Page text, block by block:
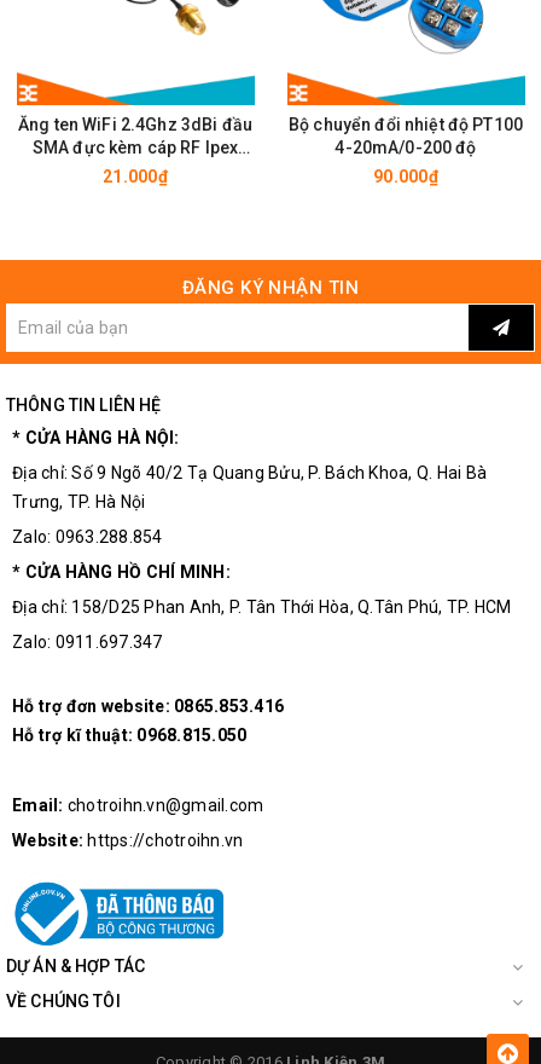
CẤU HÌNH CHÂN MODULE
NRF905 PTR8000+
Mạch giao tiếp với vi điều khiển ( như Arduino) qua giao tiếp SPI:
chip
Ăng ten WiFi 2.4Ghz 3dBi đầu
SMA đực kèm cáp RF Ipex
10cm
21.000₫
Bộ chuyển đổi nhiệt độ PT100
4-20mA/0-200 độ
90.000₫
ĐĂNG KÝ NHẬN TIN
THÔNG TIN LIÊN HỆ
* CỬA HÀNG HÀ NỘI:
Địa chỉ: Số 9 Ngõ 40/2 Tạ Quang Bửu, P. Bách Khoa, Q. Hai Bà
Trưng, TP. Hà Nội
Zalo: 0963.288.854
* CỬA HÀNG HỒ CHÍ MINH:
Địa chỉ: 158/D25 Phan Anh, P. Tân Thới Hòa, Q.Tân Phú, TP. HCM
Zalo: 0911.697.347
Hỗ trợ đơn website: 0865.853.416
Hỗ trợ kĩ thuật: 0968.815.050
Email: chotroihn.vn@gmail.com
Website: https://chotroihn.vn
DỰ ÁN & HỢP TÁC
VỀ CHÚNG TÔI